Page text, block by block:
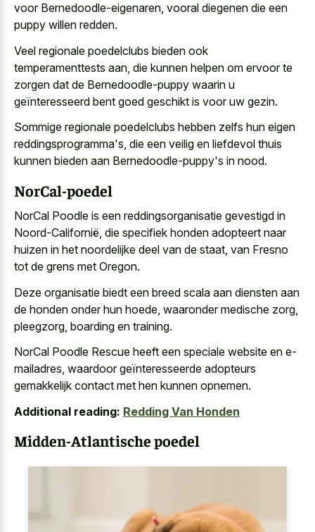
voor Bernedoodle-eigenaren, vooral diegenen die een
puppy willen redden.
Veel regionale poedelclubs bieden ook
temperamenttests aan, die kunnen helpen om ervoor te
zorgen dat de Bernedoodle-puppy waarin u
geïnteresseerd bent goed geschikt is voor uw gezin.
Sommige regionale poedelclubs hebben zelfs hun eigen
reddingsprogramma's, die een veilig en liefdevol thuis
kunnen bieden aan Bernedoodle-puppy's in nood.
NorCal-poedel
NorCal Poodle is een reddingsorganisatie gevestigd in
Noord-Californië, die specifiek honden adopteert naar
huizen in het noordelijke deel van de staat, van Fresno
tot de grens met Oregon.
Deze organisatie biedt een breed scala aan diensten aan
de honden onder hun hoede, waaronder medische zorg,
pleegzorg, boarding en training.
NorCal Poodle Rescue heeft een speciale website en e-
mailadres, waardoor geïnteresseerde adopteurs
gemakkelijk contact met hen kunnen opnemen.
Additional reading: Redding Van Honden
Midden-Atlantische poedel